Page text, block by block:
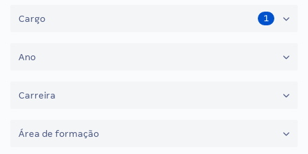
Cargo 1
Ano
Carreira
Área de formação